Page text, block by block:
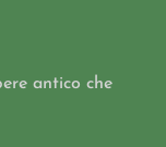
antico che